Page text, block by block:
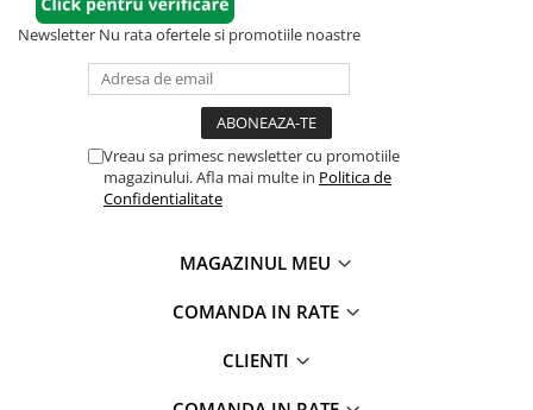
Newsletter Nu rata ofertele si promotiile noastre
Vreau sa primesc newsletter cu promotiile
magazinului. Afla mai multe in Politica de
Confidentialitate
MAGAZINUL MEU
COMANDA IN RATE
CLIENTI